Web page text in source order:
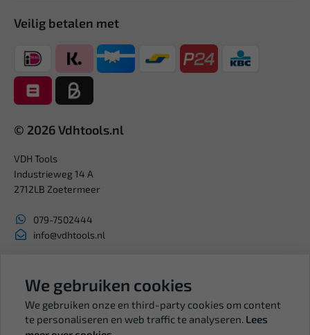
Veilig betalen met
© 2026 Vdhtools.nl
VDH Tools
Industrieweg 14 A
2712LB Zoetermeer
079-7502444
info@vdhtools.nl
BTW: NL819958657B01
We gebruiken cookies
We gebruiken onze en third-party cookies om content
te personaliseren en web traffic te analyseren. Lees